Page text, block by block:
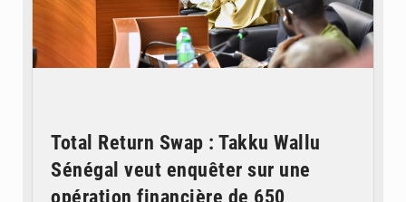
Total Return Swap : Takku Wallu
Sénégal veut enquêter sur une
opération financière de 650